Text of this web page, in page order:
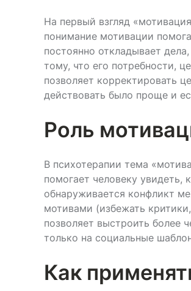
На первый взгляд
понимание мотивации
постоянно откладывает
тому, что его потребности,
позволяет корректировать
действовать было проще и
Роль
В психотерапии тема
помогает человеку
обнаруживается конфликт
мотивами (избежать
позволяет выстроить более
только на социальные
Как